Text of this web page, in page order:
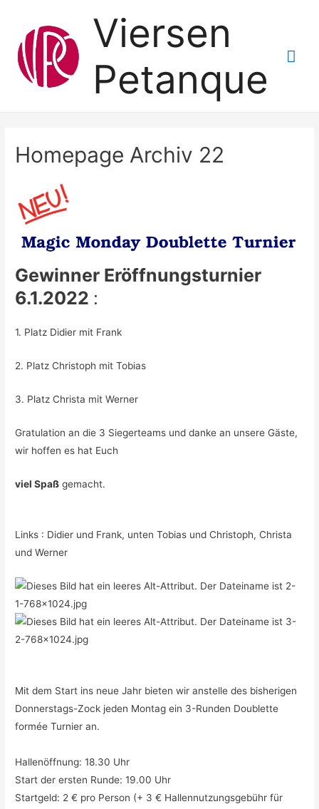
Viersen
Petanque
Homepage Archiv 22
Gewinner Eröffnungsturnier
6.1.2022 :
1. Platz Didier mit Frank
2. Platz Christoph mit Tobias
3. Platz Christa mit Werner
Gratulation an die 3 Siegerteams und danke an unsere Gäste,
wir hoffen es hat Euch
viel Spaß gemacht.
Links : Didier und Frank, unten Tobias und Christoph, Christa
und Werner
Mit dem Start ins neue Jahr bieten wir anstelle des bisherigen
Donnerstags-Zock jeden Montag ein 3-Runden Doublette
formée Turnier an.
Hallenöffnung: 18.30 Uhr
Start der ersten Runde: 19.00 Uhr
Startgeld: 2 € pro Person (+ 3 € Hallennutzungsgebühr für